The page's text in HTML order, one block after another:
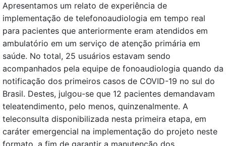
Apresentamos um relato de experiência de
implementação de telefonoaudiologia em tempo real
para pacientes que anteriormente eram atendidos em
ambulatório em um serviço de atenção primária em
saúde. No total, 25 usuários estavam sendo
acompanhados pela equipe de fonoaudiologia quando da
notificação dos primeiros casos de COVID-19 no sul do
Brasil. Destes, julgou-se que 12 pacientes demandavam
teleatendimento, pelo menos, quinzenalmente. A
teleconsulta disponibilizada nesta primeira etapa, em
caráter emergencial na implementação do projeto neste